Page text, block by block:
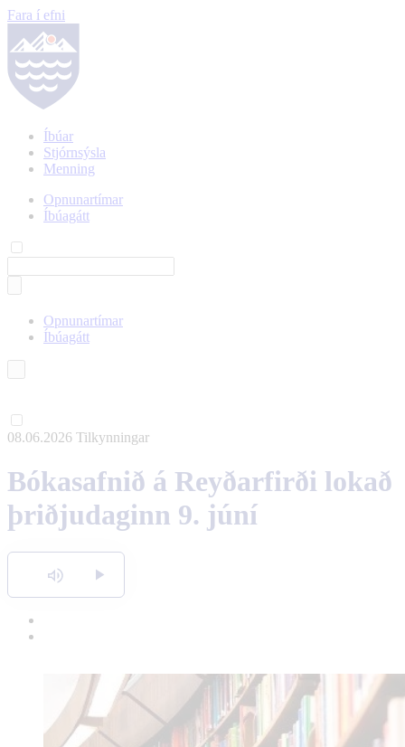
Fara í efni
Íbúar
Stjórnsýsla
Menning
Opnunartímar
Íbúagátt
Opnunartímar
Íbúagátt
Polski
08.06.2026 Tilkynningar
Bókasafnið á Reyðarfirði lokað
þriðjudaginn 9. júní
Hlusta